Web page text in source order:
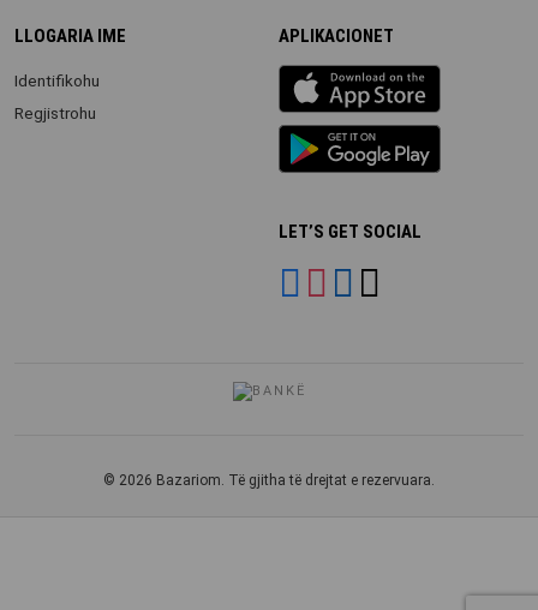
LLOGARIA IME
Identifikohu
Regjistrohu
APLIKACIONET
iOS
app
Android
App
LET’S GET SOCIAL
© 2026 Bazariom. Të gjitha të drejtat e rezervuara.